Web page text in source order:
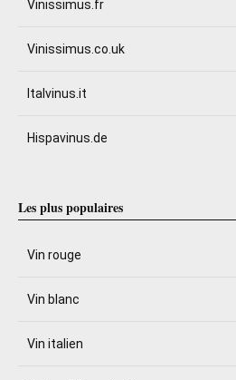
Vinissimus.fr
Vinissimus.co.uk
Italvinus.it
Hispavinus.de
Les plus populaires
Vin rouge
Vin blanc
Vin italien